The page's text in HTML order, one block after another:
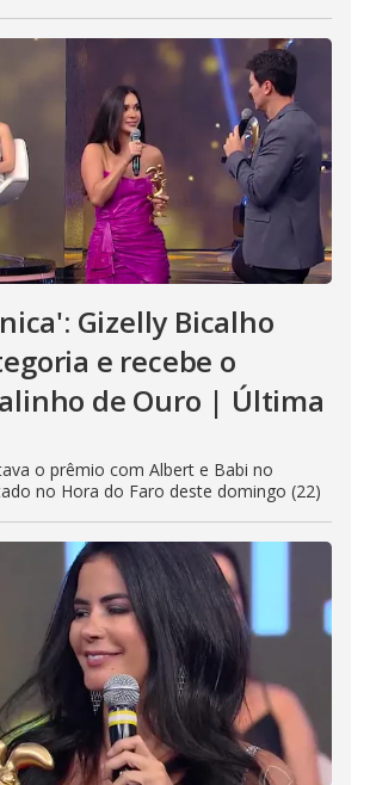
Gizelly Bicalho
e recebe o
de Ouro | Última
o prêmio com Albert e Babi no
no Hora do Faro deste domingo (22)